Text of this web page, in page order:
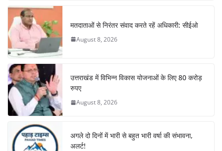
b
o
o
k
A
p
p
m n
मतदाताओं से निरंतर संवाद करते रहें अधिकारी: सीईओ
August 8, 2026
उत्तराखंड में विभिन्न विकास योजनाओं के लिए 80 करोड़
रुपए
August 8, 2026
अगले दो दिनों में भारी से बहुत भारी वर्षा की संभावना,
अलर्ट!